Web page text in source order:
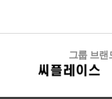
그룹 브랜